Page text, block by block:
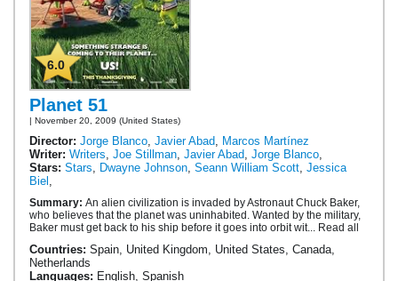
6.0
Planet 51
| November 20, 2009 (United States)
Director: Jorge Blanco Javier Abad Marcos Martínez
Writer: Writers Joe Stillman Javier Abad Jorge Blanco
Stars: Stars Dwayne Johnson Seann William Scott Jessica
Biel
Summary: An alien civilization is invaded by Astronaut Chuck Baker,
who believes that the planet was uninhabited. Wanted by the military,
Baker must get back to his ship before it goes into orbit wit... Read all
Countries: Spain, United Kingdom, United States, Canada,
Netherlands
Languages: English, Spanish